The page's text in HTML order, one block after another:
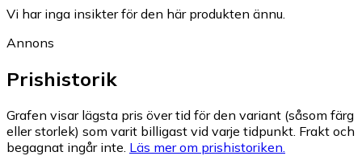
Vi har inga insikter för den här produkten ännu.
Annons
Prishistorik
Grafen visar lägsta pris över tid för den variant (såsom färg
eller storlek) som varit billigast vid varje tidpunkt. Frakt och
begagnat ingår inte. Läs mer om prishistoriken.